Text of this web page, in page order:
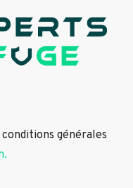
conditions générales